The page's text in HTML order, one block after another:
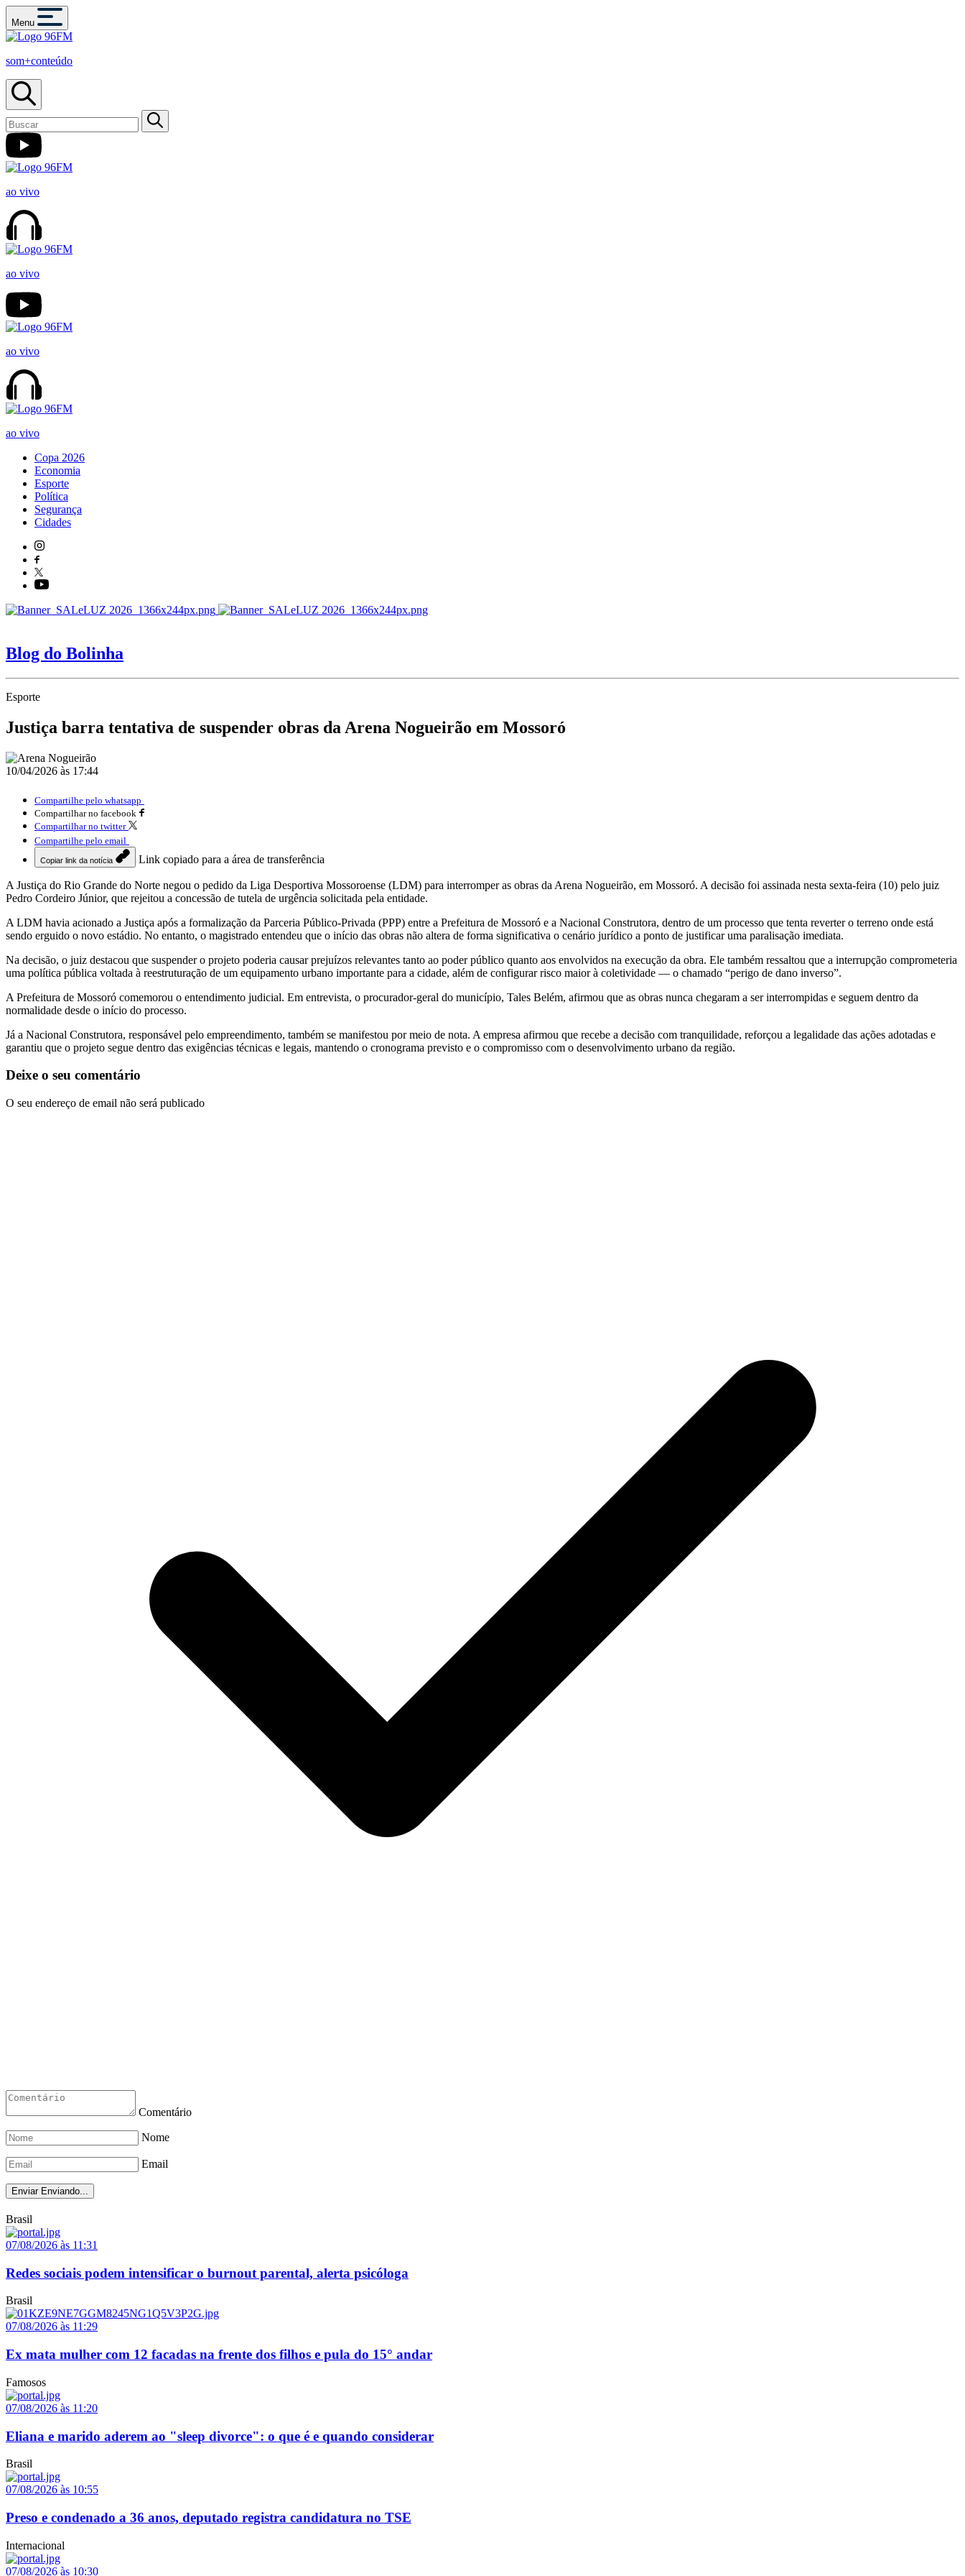
Menu
som+conteúdo
ao vivo
ao vivo
ao vivo
ao vivo
Copa 2026
Economia
Esporte
Política
Segurança
Cidades
Blog do Bolinha
Esporte
Justiça barra tentativa de suspender obras da Arena Nogueirão em Mossoró
10/04/2026 às 17:44
Compartilhe pelo whatsapp
Compartilhar no facebook
Compartilhar no twitter
Compartilhe pelo email
Copiar link da notícia Link copiado para a área de transferência
A Justiça do Rio Grande do Norte negou o pedido da Liga Desportiva Mossoroense (LDM) para interromper as obras da Arena Nogueirão, em Mossoró. A decisão foi assinada nesta sexta-feira (10) pelo juiz
Pedro Cordeiro Júnior, que rejeitou a concessão de tutela de urgência solicitada pela entidade.
A LDM havia acionado a Justiça após a formalização da Parceria Público-Privada (PPP) entre a Prefeitura de Mossoró e a Nacional Construtora, dentro de um processo que tenta reverter o terreno onde está
sendo erguido o novo estádio. No entanto, o magistrado entendeu que o início das obras não altera de forma significativa o cenário jurídico a ponto de justificar uma paralisação imediata.
Na decisão, o juiz destacou que suspender o projeto poderia causar prejuízos relevantes tanto ao poder público quanto aos envolvidos na execução da obra. Ele também ressaltou que a interrupção comprometeria
uma política pública voltada à reestruturação de um equipamento urbano importante para a cidade, além de configurar risco maior à coletividade — o chamado “perigo de dano inverso”.
A Prefeitura de Mossoró comemorou o entendimento judicial. Em entrevista, o procurador-geral do município, Tales Belém, afirmou que as obras nunca chegaram a ser interrompidas e seguem dentro da
normalidade desde o início do processo.
Já a Nacional Construtora, responsável pelo empreendimento, também se manifestou por meio de nota. A empresa afirmou que recebe a decisão com tranquilidade, reforçou a legalidade das ações adotadas e
garantiu que o projeto segue dentro das exigências técnicas e legais, mantendo o cronograma previsto e o compromisso com o desenvolvimento urbano da região.
Deixe o seu comentário
O seu endereço de email não será publicado
Comentário
Nome
Email
Enviar Enviando...
Brasil
07/08/2026 às 11:31
Redes sociais podem intensificar o burnout parental, alerta psicóloga
Brasil
07/08/2026 às 11:29
Ex mata mulher com 12 facadas na frente dos filhos e pula do 15° andar
Famosos
07/08/2026 às 11:20
Eliana e marido aderem ao "sleep divorce": o que é e quando considerar
Brasil
07/08/2026 às 10:55
Preso e condenado a 36 anos, deputado registra candidatura no TSE
Internacional
07/08/2026 às 10:30